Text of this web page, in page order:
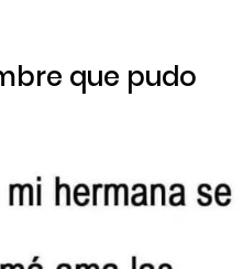
que pudo